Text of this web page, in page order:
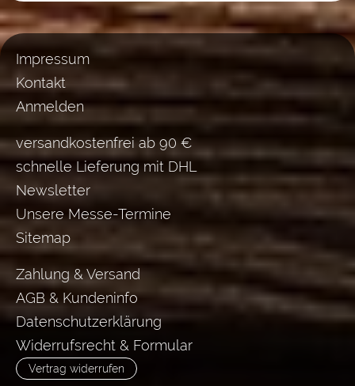
Impressum
Kontakt
Anmelden
versandkostenfrei ab 90 €
schnelle Lieferung mit DHL
Newsletter
Unsere Messe-Termine
Sitemap
Zahlung & Versand
AGB & Kundeninfo
Datenschutzerklärung
Widerrufsrecht & Formular
Vertrag widerrufen